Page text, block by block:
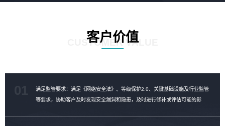
客户价值
CUSTOMER VALUE
满足监管要求：满足《网络安全法》、等级保护2.0、关键基础设施及行业监管
等要求，协助客户及时发现安全漏洞和隐患，及时进行修补或评估可能的影